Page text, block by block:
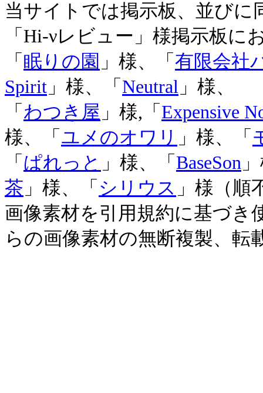
当サイトでは掲示板、並び
「Hi-νレビュー」様掲示板に
「 眠りの園 」様、「 有限会社
Spirit 」様、「 Neutral 」様、
「 わつき屋 」様,「 Expensive
様、「 ユメのオワリ 」 様、「
「 ぱれっと 」様、「 BaseSon
茶 」様、「 シリウス 」様（順
画像素材を引用規約に基づ
らの画像素材の無断複製、転